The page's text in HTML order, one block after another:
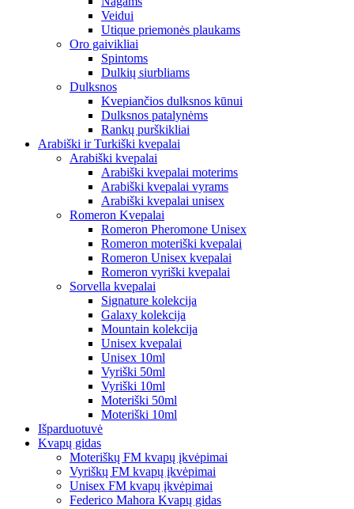
Veidui
Utique priemonės plaukams
Oro gaivikliai
Spintoms
Dulkių siurbliams
Dulksnos
Kvepiančios dulksnos kūnui
Dulksnos patalynėms
Rankų purškikliai
Arabiški ir Turkiški kvepalai
Arabiški kvepalai
Arabiški kvepalai moterims
Arabiški kvepalai vyrams
Arabiški kvepalai unisex
Romeron Kvepalai
Romeron Pheromone Unisex
Romeron moteriški kvepalai
Romeron Unisex kvepalai
Romeron vyriški kvepalai
Sorvella kvepalai
Signature kolekcija
Galaxy kolekcija
Mountain kolekcija
Unisex kvepalai
Unisex 10ml
Vyriški 50ml
Vyriški 10ml
Moteriški 50ml
Moteriški 10ml
Išparduotuvė
Kvapų gidas
Moteriškų FM kvapų įkvėpimai
Vyriškų FM kvapų įkvėpimai
Unisex FM kvapų įkvėpimai
Federico Mahora Kvapų gidas